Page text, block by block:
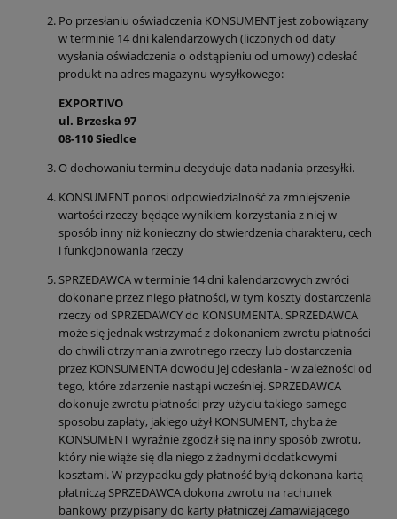
Po przesłaniu oświadczenia KONSUMENT jest zobowiązany
w terminie 14 dni kalendarzowych (liczonych od daty
wysłania oświadczenia o odstąpieniu od umowy) odesłać
produkt na adres magazynu wysyłkowego:
EXPORTIVO
ul. Brzeska 97
08-110 Siedlce
O dochowaniu terminu decyduje data nadania przesyłki.
KONSUMENT ponosi odpowiedzialność za zmniejszenie
wartości rzeczy będące wynikiem korzystania z niej w
sposób inny niż konieczny do stwierdzenia charakteru, cech
i funkcjonowania rzeczy
SPRZEDAWCA w terminie 14 dni kalendarzowych zwróci
dokonane przez niego płatności, w tym koszty dostarczenia
rzeczy od SPRZEDAWCY do KONSUMENTA. SPRZEDAWCA
może się jednak wstrzymać z dokonaniem zwrotu płatności
do chwili otrzymania zwrotnego rzeczy lub dostarczenia
przez KONSUMENTA dowodu jej odesłania - w zależności od
tego, które zdarzenie nastąpi wcześniej. SPRZEDAWCA
dokonuje zwrotu płatności przy użyciu takiego samego
sposobu zapłaty, jakiego użył KONSUMENT, chyba że
KONSUMENT wyraźnie zgodził się na inny sposób zwrotu,
który nie wiąże się dla niego z żadnymi dodatkowymi
kosztami. W przypadku gdy płatność byłą dokonana kartą
płatniczą SPRZEDAWCA dokona zwrotu na rachunek
bankowy przypisany do karty płatniczej Zamawiającego